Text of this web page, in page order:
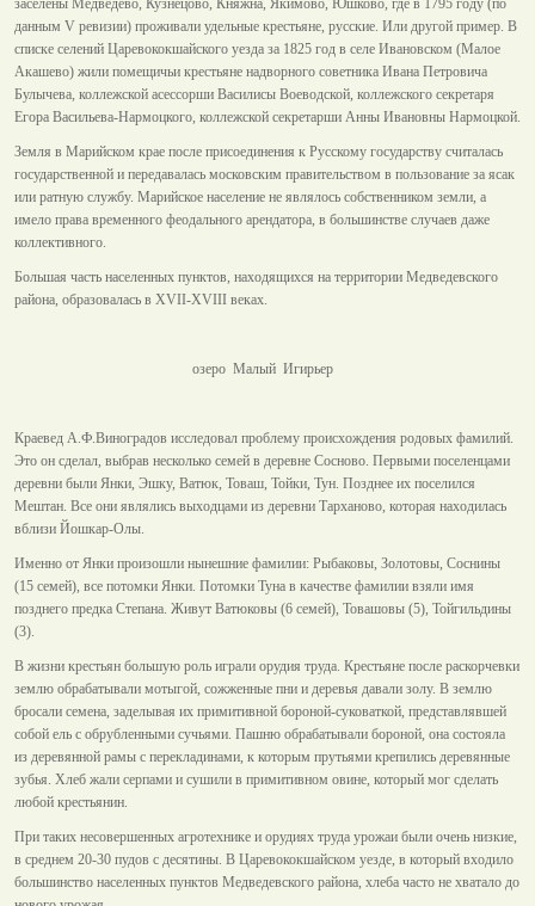
заселены Медведево, Кузнецово, Княжна, Якимово, Юшково, где в 1795 году (по
данным V ревизии) проживали удельные крестьяне, русские. Или другой пример. В
списке селений Царевококшайского уезда за 1825 год в селе Ивановском (Малое
Акашево) жили помещичьи крестьяне надворного советника Ивана Петровича
Булычева, коллежской асессорши Василисы Воеводской, коллежского секретаря
Егора Васильева-Нармоцкого, коллежской секретарши Анны Ивановны Нармоцкой.
Земля в Марийском крае после присоединения к Русскому государству считалась
государственной и передавалась московским правительством в пользование за ясак
или ратную службу. Марийское население не являлось собственником земли, а
имело права временного феодального арендатора, в большинстве случаев даже
коллективного.
Большая часть населенных пунктов, находящихся на территории Медведевского
района, образовалась в XVII-XVIII веках.
озеро Малый Игирьер
Краевед А.Ф.Виноградов исследовал проблему происхождения родовых фамилий.
Это он сделал, выбрав несколько семей в деревне Сосново. Первыми поселенцами
деревни были Янки, Эшку, Ватюк, Товаш, Тойки, Тун. Позднее их поселился
Мештан. Все они являлись выходцами из деревни Тарханово, которая находилась
вблизи Йошкар-Олы.
Именно от Янки произошли нынешние фамилии: Рыбаковы, Золотовы, Соснины
(15 семей), все потомки Янки. Потомки Туна в качестве фамилии взяли имя
позднего предка Степана. Живут Ватюковы (6 семей), Товашовы (5), Тойгильдины
(3).
В жизни крестьян большую роль играли орудия труда. Крестьяне после раскорчевки
землю обрабатывали мотыгой, сожженные пни и деревья давали золу. В землю
бросали семена, заделывая их примитивной бороной-суковаткой, представлявшей
собой ель с обрубленными сучьями. Пашню обрабатывали бороной, она состояла
из деревянной рамы с перекладинами, к которым прутьями крепились деревянные
зубья. Хлеб жали серпами и сушили в примитивном овине, который мог сделать
любой крестьянин.
При таких несовершенных агротехнике и орудиях труда урожаи были очень низкие,
в среднем 20-30 пудов с десятины. В Царевококшайском уезде, в который входило
большинство населенных пунктов Медведевского района, хлеба часто не хватало до